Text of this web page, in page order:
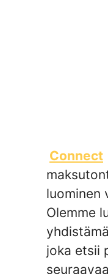
Connect
luominen
Olemme
joka etsii